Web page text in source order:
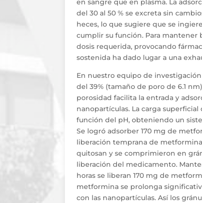
en sangre que en plasma. La
del 30 al 50 % se excreta sin
heces, lo que sugiere que se
cumplir su función. Para mantener
dosis requerida, provocando
sostenida ha dado lugar a una
En nuestro equipo de
del 39% (tamaño de poro de 6.1
porosidad facilita la entrada y
nanopartículas. La carga
función del pH, obteniendo un
Se logró adsorber 170 mg de
liberación temprana de
quitosan y se comprimieron en
liberación del medicamento.
horas se liberan 170 mg de
metformina se prolonga
con las nanopartículas. Así los